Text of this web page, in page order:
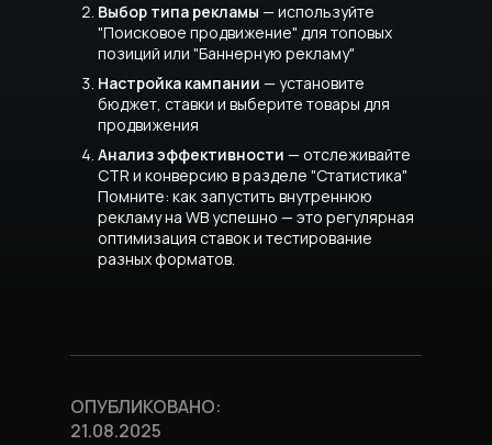
Выбор типа рекламы — используйте
"Поисковое продвижение" для топовых
позиций или "Баннерную рекламу"
Настройка кампании — установите
бюджет, ставки и выберите товары для
продвижения
Анализ эффективности — отслеживайте
CTR и конверсию в разделе "Статистика"
Помните: как запустить внутреннюю
рекламу на WB успешно — это регулярная
оптимизация ставок и тестирование
разных форматов.
ОПУБЛИКОВАНО:
21.08.2025